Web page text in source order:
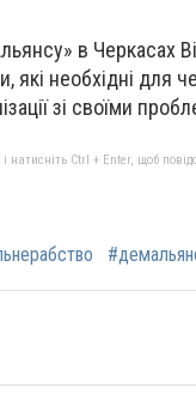
в Черкасах
які необхідні для
зі своїми
натисніть Ctrl + Enter, щоб